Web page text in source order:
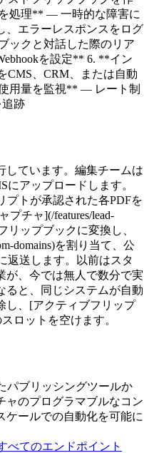
処理** — 一時的な障害に
、エラーレスポンスをログ
ックと対話した際のリア
を設定** 6. **イン
、CRM、または自動
用量を監視** — レート制
追跡
しています。編集チームは
にアップロードします。
プトが承認された各PDFを
チャ](/features/lead-
リップブックに変換し、
domains)を割り当て、公
返送します。以前はスタ
が、今では無人で数分で実
ると、同じシステムが自動
し、[アクティブフリップ
ロットを空けます。
パブリッシングツールか
ャのプログラマブルなコン
ケールでの自動化を可能に
べてのエンドポイント